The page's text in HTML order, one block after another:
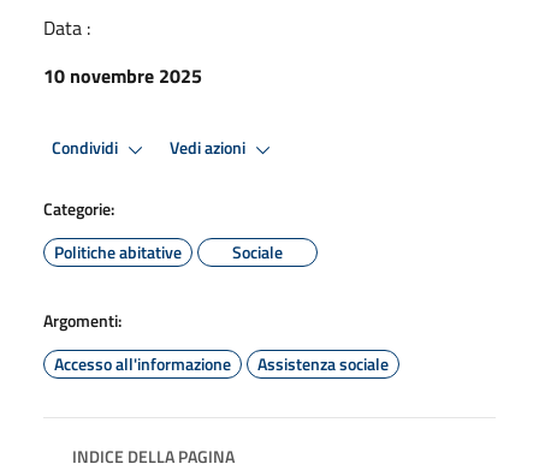
Data :
10 novembre 2025
Condividi Vedi azioni
Categorie:
Politiche abitative
Sociale
Argomenti:
Accesso all'informazione
Assistenza sociale
INDICE DELLA PAGINA